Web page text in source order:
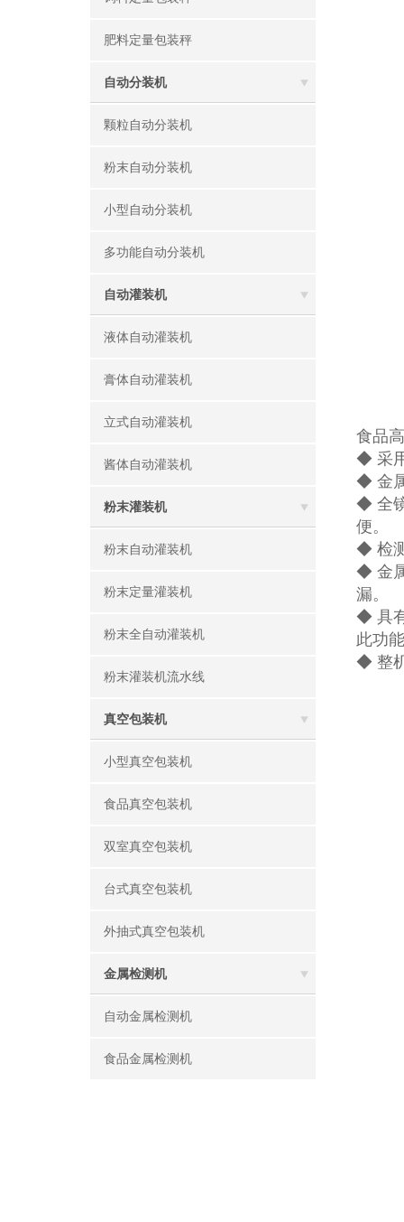
肥料定量包装秤
自动分装机
颗粒自动分装机
粉末自动分装机
小型自动分装机
多功能自动分装机
自动灌装机
液体自动灌装机
膏体自动灌装机
立式自动灌装机
酱体自动灌装机
粉末灌装机
粉末自动灌装机
粉末定量灌装机
粉末全自动灌装机
粉末灌装机流水线
真空包装机
小型真空包装机
食品真空包装机
双室真空包装机
台式真空包装机
外抽式真空包装机
金属检测机
自动金属检测机
食品金属检测机
食品
◆ 采
◆ 金
◆ 全
便。
◆ 检
◆ 金
漏。
◆ 具
此功
◆ 整